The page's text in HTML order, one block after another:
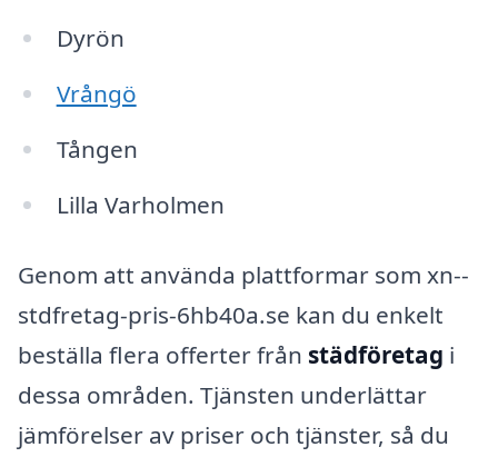
Dyrön
Vrångö
Tången
Lilla Varholmen
Genom att använda plattformar som xn--
stdfretag-pris-6hb40a.se kan du enkelt
beställa flera offerter från städföretag i
dessa områden. Tjänsten underlättar
jämförelser av priser och tjänster, så du